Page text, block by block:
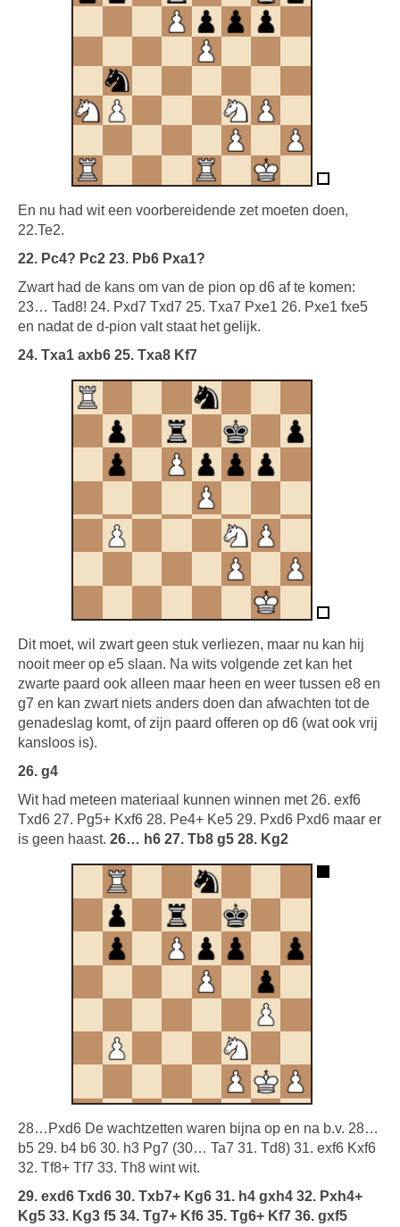
En nu had wit een voorbereidende zet moeten doen,
22.Te2.
22. Pc4? Pc2 23. Pb6 Pxa1?
Zwart had de kans om van de pion op d6 af te komen:
23… Tad8! 24. Pxd7 Txd7 25. Txa7 Pxe1 26. Pxe1 fxe5
en nadat de d-pion valt staat het gelijk.
24. Txa1 axb6 25. Txa8 Kf7
Dit moet, wil zwart geen stuk verliezen, maar nu kan hij
nooit meer op e5 slaan. Na wits volgende zet kan het
zwarte paard ook alleen maar heen en weer tussen e8 en
g7 en kan zwart niets anders doen dan afwachten tot de
genadeslag komt, of zijn paard offeren op d6 (wat ook vrij
kansloos is).
26. g4
Wit had meteen materiaal kunnen winnen met 26. exf6
Txd6 27. Pg5+ Kxf6 28. Pe4+ Ke5 29. Pxd6 Pxd6 maar er
is geen haast. 26… h6 27. Tb8 g5 28. Kg2
28…Pxd6 De wachtzetten waren bijna op en na b.v. 28…
b5 29. b4 b6 30. h3 Pg7 (30… Ta7 31. Td8) 31. exf6 Kxf6
32. Tf8+ Tf7 33. Th8 wint wit.
29. exd6 Txd6 30. Txb7+ Kg6 31. h4 gxh4 32. Pxh4+
Kg5 33. Kg3 f5 34. Tg7+ Kf6 35. Tg6+ Kf7 36. gxf5